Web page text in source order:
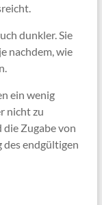
dunkler. Sie
nachdem, wie
ein wenig
nicht zu
Zugabe von
des endgültigen